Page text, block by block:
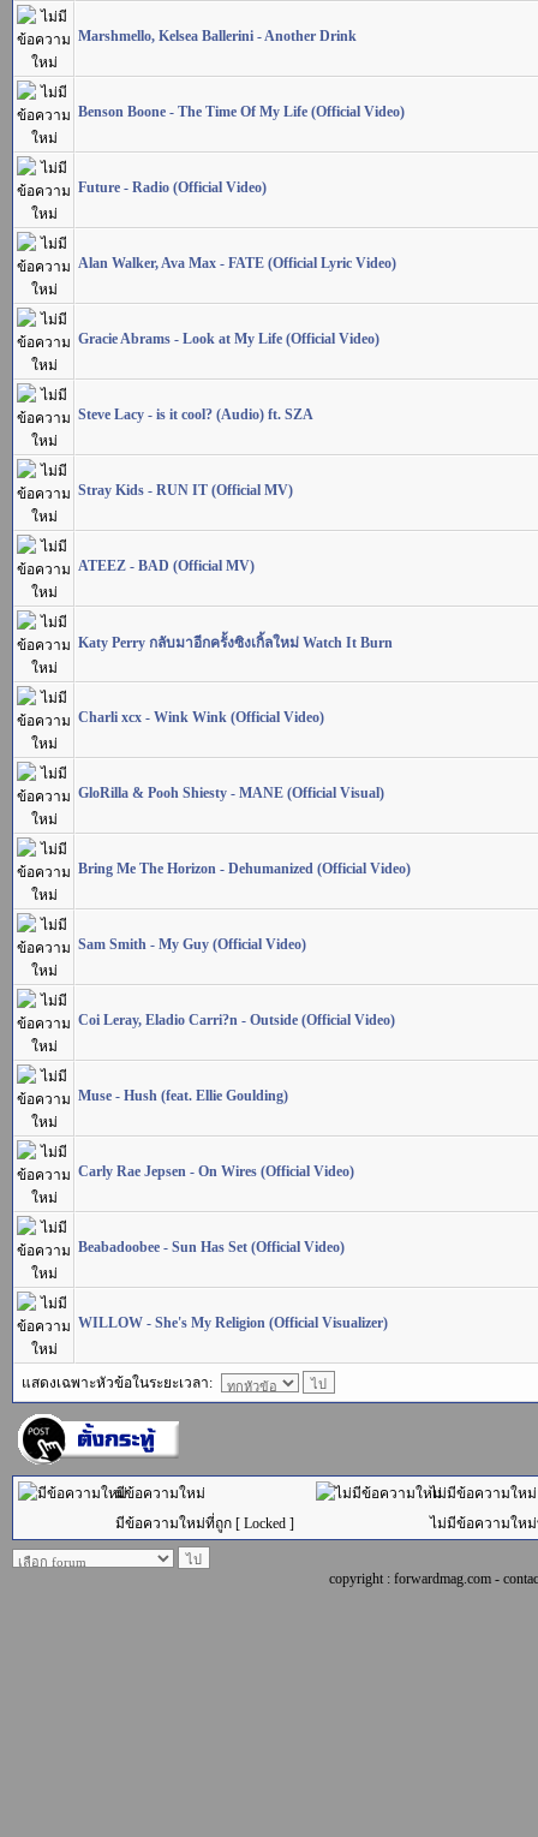
Marshmello, Kelsea Ballerini - Another Drink
Benson Boone - The Time Of My Life (Official Video)
Future - Radio (Official Video)
Alan Walker, Ava Max - FATE (Official Lyric Video)
Gracie Abrams - Look at My Life (Official Video)
Steve Lacy - is it cool? (Audio) ft. SZA
Stray Kids - RUN IT (Official MV)
ATEEZ - BAD (Official MV)
Katy Perry กลับมาอีกครั้งซิงเกิ้ลใหม่ Watch It Burn
Charli xcx - Wink Wink (Official Video)
GloRilla & Pooh Shiesty - MANE (Official Visual)
Bring Me The Horizon - Dehumanized (Official Video)
Sam Smith - My Guy (Official Video)
Coi Leray, Eladio Carri?n - Outside (Official Video)
Muse - Hush (feat. Ellie Goulding)
Carly Rae Jepsen - On Wires (Official Video)
Beabadoobee - Sun Has Set (Official Video)
WILLOW - She's My Religion (Official Visualizer)
แสดงเฉพาะหัวข้อในระยะเวลา:
มีข้อความใหม่
ไม่มีข้อความใหม่
มีข้อความใหม่ที่ถูก [ Locked ]
ไม่มีข้อความใหม่
copyright : forwardmag.com -